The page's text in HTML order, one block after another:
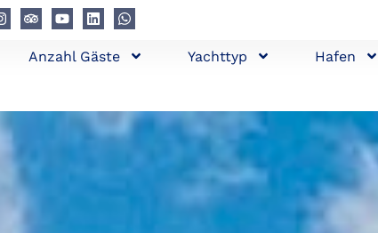
Anzahl Gäste Yachttyp Hafen